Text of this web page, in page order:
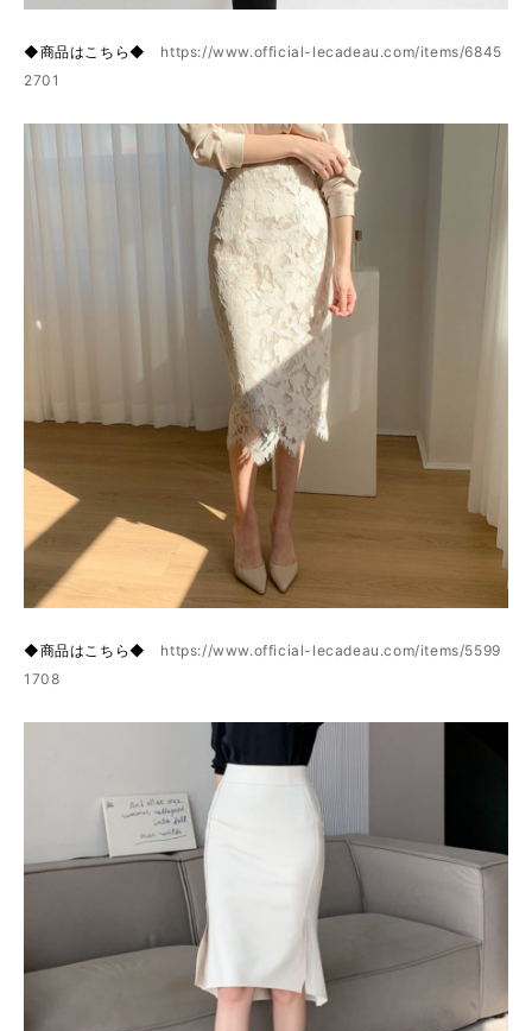
◆商品はこちら◆ https://www.official-lecadeau.com/items/6845
2701
◆商品はこちら◆ https://www.official-lecadeau.com/items/5599
1708